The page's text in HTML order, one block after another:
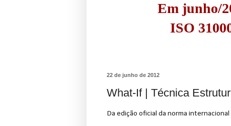
Em junho/
ISO
22 de junho de 2012
What-If | Técnica
Da edição oficial da norma internacional